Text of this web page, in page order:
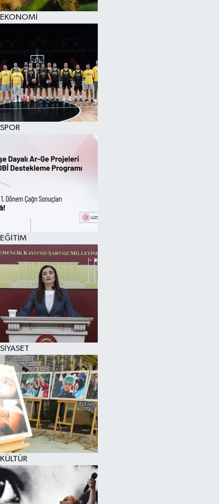
EKONOMİ
SPOR
EĞİTİM
SİYASET
KÜLTÜR